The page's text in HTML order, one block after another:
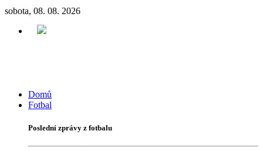
sobota, 08. 08. 2026
Domů
Fotbal
Poslední zprávy z fotbalu